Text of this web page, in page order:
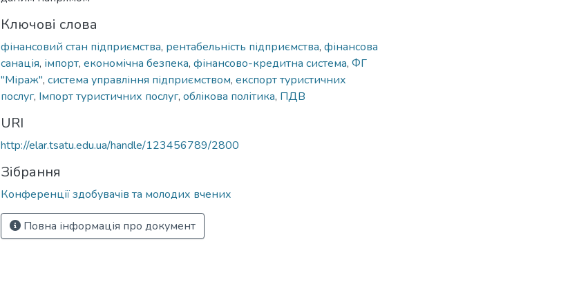
Ключові слова
фінансовий стан підприємства, рентабельність підприємства, фінансова
санація, імпорт, економічна безпека, фінансово-кредитна система, ФГ
"Міраж", система управління підприємством, експорт туристичних
послуг, Імпорт туристичних послуг, облікова політика, ПДВ
URI
http://elar.tsatu.edu.ua/handle/123456789/2800
Зібрання
Конференції здобувачів та молодих вчених
Повна інформація про документ